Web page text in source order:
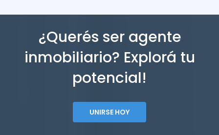
¿Querés ser agente
inmobiliario? Explorá tu
potencial!
UNIRSE HOY